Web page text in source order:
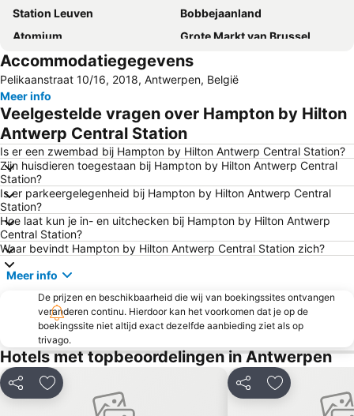
Station Leuven
Bobbejaanland
Atomium
Grote Markt van Brussel
Brussels Expo
Berchem
Deurne
Wilrijk
Bruxelles-Nord - Brussel-Noord
Zoo Antwerpen
Meir
Merksem
Ekeren
Antwerpen
Borgerhout
GroenPlaats
Stade Roi Baudoin
Hoboken
Grote Markt
Heysel
Centre historique
Dierenpark Planckendael
Jubelpark
De Nekker
Provinciaal Recreatiedomein De Schorre
Norbertijnenabdij Averbode
Grenspark de Zoom - Kalmthoutse Heide
Parc de Laeken
Place Sainte-Catherine
De Lilse Bergen
Berendrecht-Zandvliet-Lillo
Accommodatiegegevens
Pelikaanstraat 10/16, 2018, Antwerpen, België
Meer info
Veelgestelde vragen over Hampton by Hilton
Antwerp Central Station
Is er een zwembad bij Hampton by Hilton Antwerp Central Station?
Zijn huisdieren toegestaan bij Hampton by Hilton Antwerp Central
Station?
Is er parkeergelegenheid bij Hampton by Hilton Antwerp Central
Station?
Hoe laat kun je in- en uitchecken bij Hampton by Hilton Antwerp
Central Station?
Waar bevindt Hampton by Hilton Antwerp Central Station zich?
Meer info
De prijzen en beschikbaarheid die wij van boekingssites ontvangen
veranderen continu. Hierdoor kan het voorkomen dat je op de
boekingssite niet altijd exact dezelfde aanbieding ziet als op
trivago.
Hotels met topbeoordelingen in Antwerpen
Delen Toevoegen aan favorieten Delen Toevoegen